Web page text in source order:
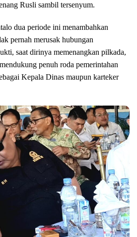
Rusli sambil tersenyum.
dua periode ini menambahkan
pernah merusak hubungan
saat dirinya memenangkan pilkada,
penuh roda pemerintahan
Kepala Dinas maupun karteker